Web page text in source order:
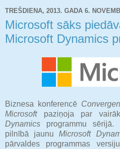
TREŠDIENA, 2013. GADA 6.
Microsoft sāks
Microsoft Dynamics
Biznesa konferencē
Microsoft paziņoja par
Dynamics programmu sērijā.
pilnībā jaunuMicrosoft
pārvaldes programmas